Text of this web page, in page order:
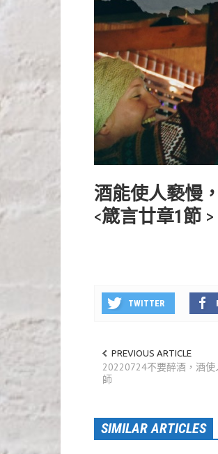
酒能使人褻慢
<箴言廿章1節 >
TWITTER
PREVIOUS ARTICLE
20220724不要醉酒，酒
師
SIMILAR ARTICLES